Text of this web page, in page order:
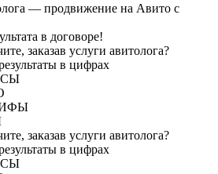
— продвижение на Авито с
в договоре!
заказав услуги авитолога?
в цифрах
заказав услуги авитолога?
в цифрах